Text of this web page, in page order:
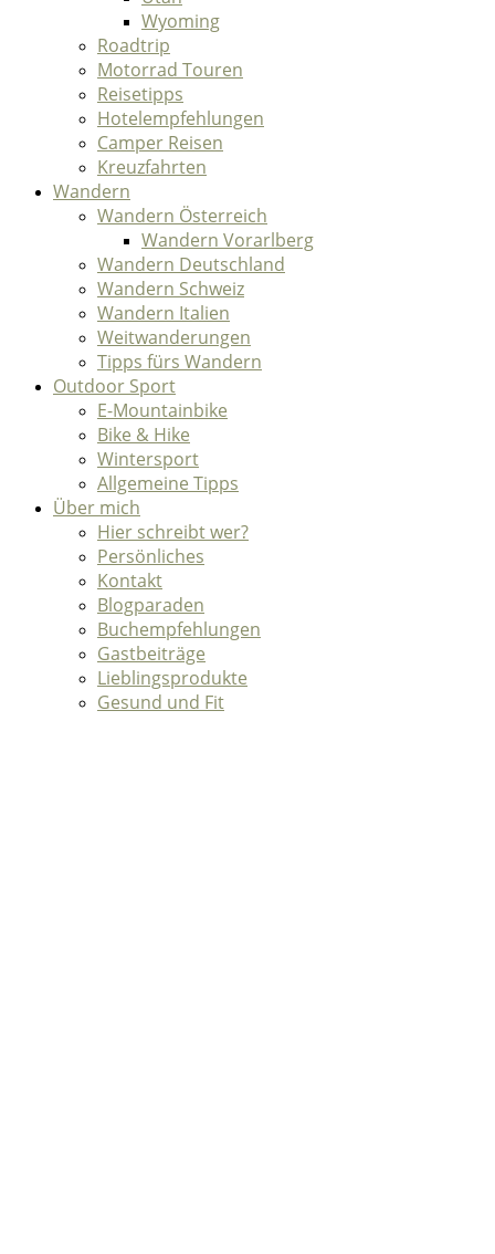
Wyoming
Roadtrip
Motorrad Touren
Reisetipps
Hotelempfehlungen
Camper Reisen
Kreuzfahrten
Wandern
Wandern Österreich
Wandern Vorarlberg
Wandern Deutschland
Wandern Schweiz
Wandern Italien
Weitwanderungen
Tipps fürs Wandern
Outdoor Sport
E-Mountainbike
Bike & Hike
Wintersport
Allgemeine Tipps
Über mich
Hier schreibt wer?
Persönliches
Kontakt
Blogparaden
Buchempfehlungen
Gastbeiträge
Lieblingsprodukte
Gesund und Fit